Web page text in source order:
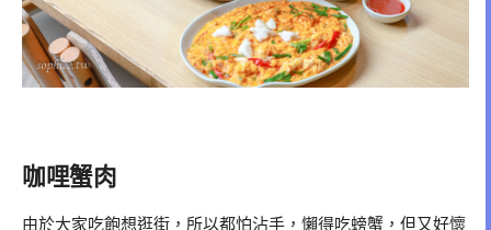
咖哩蟹肉
由於大家吃飽想逛街，所以都怕沾手，懶得吃螃蟹，但又好懷